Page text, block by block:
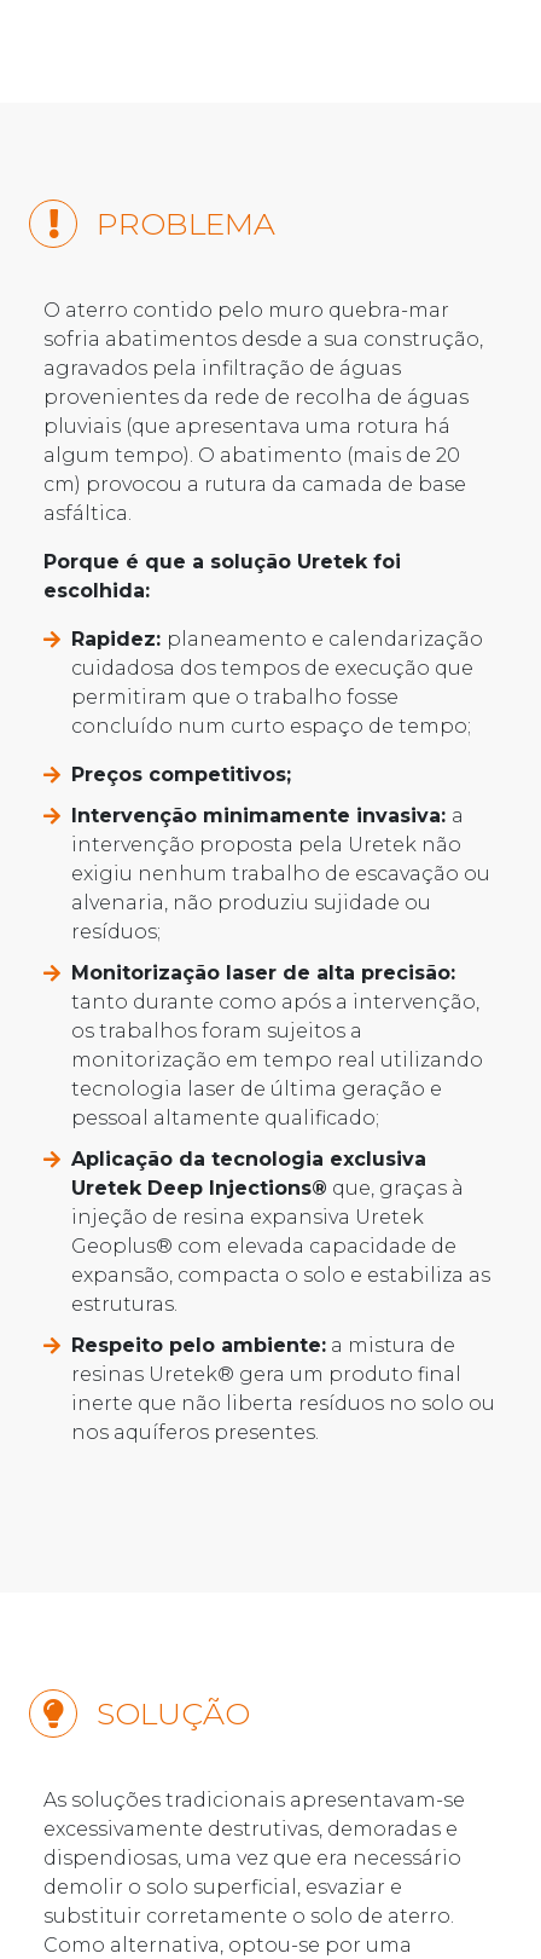
PROBLEMA
O aterro contido pelo muro quebra-mar
sofria abatimentos desde a sua construção,
agravados pela infiltração de águas
provenientes da rede de recolha de águas
pluviais (que apresentava uma rotura há
algum tempo). O abatimento (mais de 20
cm) provocou a rutura da camada de base
asfáltica.
Porque é que a solução Uretek foi
escolhida:
Rapidez: planeamento e calendarização
cuidadosa dos tempos de execução que
permitiram que o trabalho fosse
concluído num curto espaço de tempo;
Preços competitivos;
Intervenção minimamente invasiva: a
intervenção proposta pela Uretek não
exigiu nenhum trabalho de escavação ou
alvenaria, não produziu sujidade ou
resíduos;
Monitorização laser de alta precisão:
tanto durante como após a intervenção,
os trabalhos foram sujeitos a
monitorização em tempo real utilizando
tecnologia laser de última geração e
pessoal altamente qualificado;
Aplicação da tecnologia exclusiva
Uretek Deep Injections® que, graças à
injeção de resina expansiva Uretek
Geoplus® com elevada capacidade de
expansão, compacta o solo e estabiliza as
estruturas.
Respeito pelo ambiente: a mistura de
resinas Uretek® gera um produto final
inerte que não liberta resíduos no solo ou
nos aquíferos presentes.
SOLUÇÃO
As soluções tradicionais apresentavam-se
excessivamente destrutivas, demoradas e
dispendiosas, uma vez que era necessário
demolir o solo superficial, esvaziar e
substituir corretamente o solo de aterro.
Como alternativa, optou-se por uma